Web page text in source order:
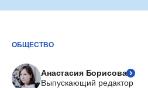
ОБЩЕСТВО
Анастасия Борисова
Выпускающий редактор